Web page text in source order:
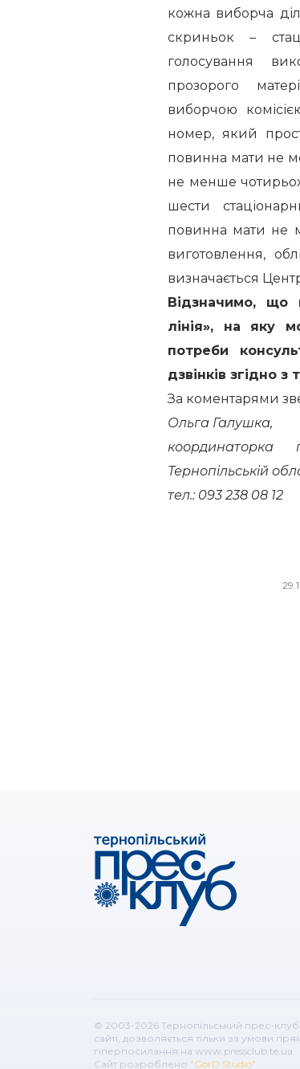
кожна виборча
скриньок –
голосування
прозорого
виборчою
номер, який
повинна мати не
не менше
шести
повинна мати не
виготовлення,
визначається
Відзначимо, що
лінія», на яку
потреби
дзвінків згідно
За коментарями
Ольга Галушка,
Тернопільській
тел.: 093 238 08 12
© 2003-2026 Тернопільський прес-
сайті, дозволяється тільки за умови
гіперпосилання на www.pressclub.te.ua
Сайт розроблено "GorD Studio"